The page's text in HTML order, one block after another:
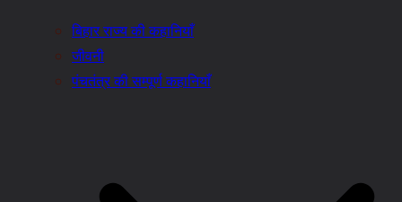
बिहार राज्य की कहानियाँ
जीवनी
पंचतंत्र की सम्पूर्ण कहानियाँ